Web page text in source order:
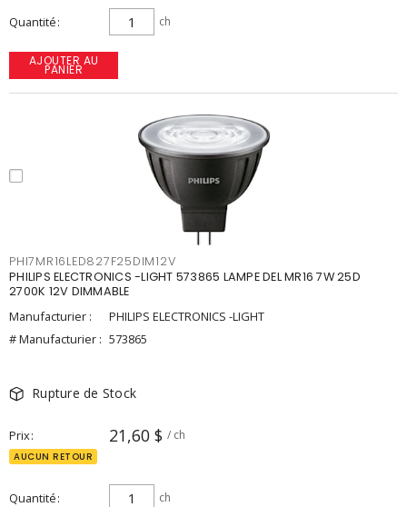
Quantité ch
AJOUTER AU
PANIER
PHI7MR16LED827F25DIM12V
PHILIPS ELECTRONICS -LIGHT 573865 LAMPE DEL MR16 7W 25D
2700K 12V DIMMABLE
Manufacturier :
PHILIPS ELECTRONICS -LIGHT
# Manufacturier : 573865
Rupture de Stock
Prix 21,60 $ / ch
AUCUN RETOUR
Quantité ch